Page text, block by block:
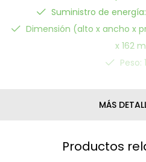
Suministro de
Dimensión (alto x ancho x
x 162
Peso:
MÁS
Productos